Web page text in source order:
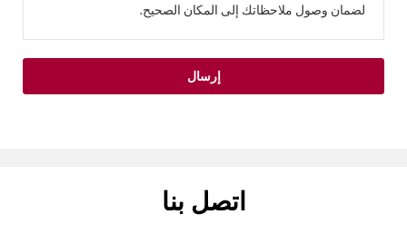
لضمان وصول ملاحظاتك إلى المكان الصحيح.
إرسال
اتصل بنا